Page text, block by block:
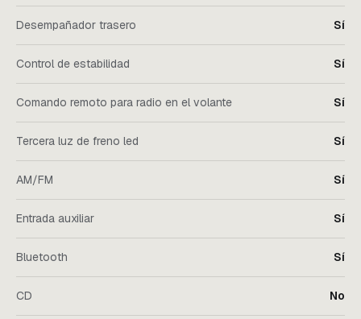
Desempañador trasero Sí
Control de estabilidad Sí
Comando remoto para radio en el volante Sí
Tercera luz de freno led Sí
AM/FM Sí
Entrada auxiliar Sí
Bluetooth Sí
CD No